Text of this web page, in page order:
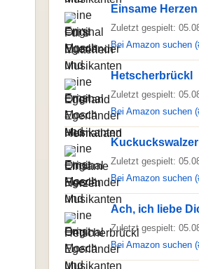
Einsame Herzen
Zuletzt gespielt:
Bei Amazon suchen
Hetscherbrückl
Zuletzt gespielt:
Bei Amazon suchen
Kuckuckswalzer
Zuletzt gespielt:
Bei Amazon suchen
Ach, ich liebe
Zuletzt gespielt:
Bei Amazon suchen